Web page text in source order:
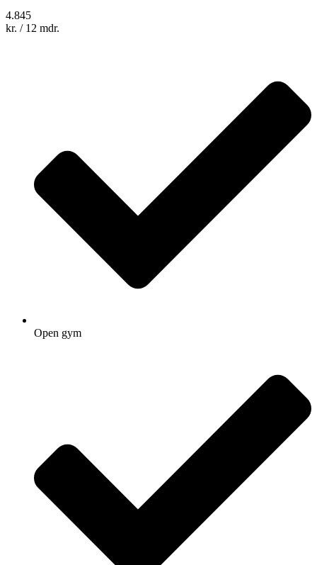
4.845
kr. / 12 mdr.
Open gym